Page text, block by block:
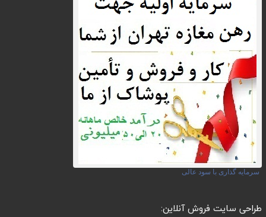
سرمایه گذاری با سود عالی
طراحی سایت فروش آنلاین: